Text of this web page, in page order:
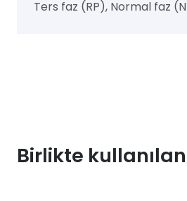
Ters faz (RP), Normal faz
Birlikte